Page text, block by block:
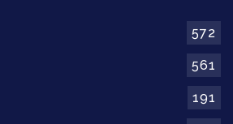
572
561
191